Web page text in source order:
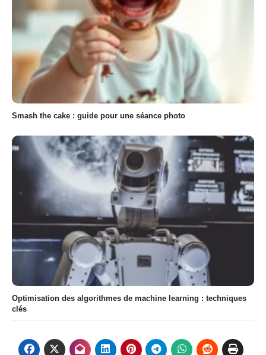
Smash the cake : guide pour une séance photo
Optimisation des algorithmes de machine learning : techniques
clés